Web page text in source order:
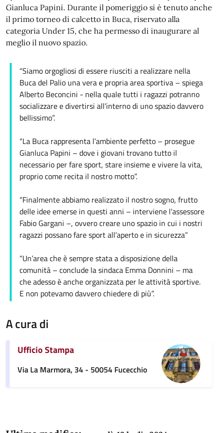
Gianluca Papini. Durante il pomeriggio si è tenuto anche
il primo torneo di calcetto in Buca, riservato alla
categoria Under 15, che ha permesso di inaugurare al
meglio il nuovo spazio.
“Siamo orgogliosi di essere riusciti a realizzare nella
Buca del Palio una vera e propria area sportiva – spiega
Alberto Beconcini - nella quale tutti i ragazzi potranno
socializzare e divertirsi all’interno di uno spazio davvero
bellissimo”.
“La Buca rappresenta l’ambiente perfetto – prosegue
Gianluca Papini – dove i giovani trovano tutto il
necessario per fare sport, stare insieme e vivere la vita,
proprio come recita il nostro motto”.
“Finalmente abbiamo realizzato il nostro sogno, frutto
delle idee emerse in questi anni – interviene l’assessore
Fabio Gargani –, ovvero creare uno spazio in cui i nostri
ragazzi possano fare sport all’aperto e in sicurezza”
“Un’area che è sempre stata a disposizione della
comunità – conclude la sindaca Emma Donnini – ma
che adesso è anche organizzata per le attività sportive.
E non potevamo davvero chiedere di più”.
A cura di
Ufficio Stampa
Via La Marmora, 34 - 50054 Fucecchio